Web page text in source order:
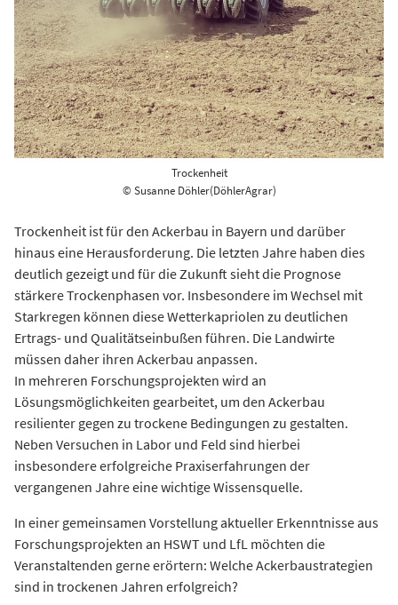
Trockenheit
© Susanne Döhler(DöhlerAgrar)
Trockenheit ist für den Ackerbau in Bayern und darüber
hinaus eine Herausforderung. Die letzten Jahre haben dies
deutlich gezeigt und für die Zukunft sieht die Prognose
stärkere Trockenphasen vor. Insbesondere im Wechsel mit
Starkregen können diese Wetterkapriolen zu deutlichen
Ertrags- und Qualitätseinbußen führen. Die Landwirte
müssen daher ihren Ackerbau anpassen.
In mehreren Forschungsprojekten wird an
Lösungsmöglichkeiten gearbeitet, um den Ackerbau
resilienter gegen zu trockene Bedingungen zu gestalten.
Neben Versuchen in Labor und Feld sind hierbei
insbesondere erfolgreiche Praxiserfahrungen der
vergangenen Jahre eine wichtige Wissensquelle.
In einer gemeinsamen Vorstellung aktueller Erkenntnisse aus
Forschungsprojekten an HSWT und LfL möchten die
Veranstaltenden gerne erörtern: Welche Ackerbaustrategien
sind in trockenen Jahren erfolgreich?